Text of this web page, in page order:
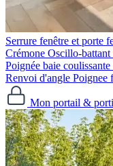
Serrure fenêtre et porte
Crémone Oscillo-battant
Poignée baie coulissante
Renvoi d'angle Poignee
Mon portail &